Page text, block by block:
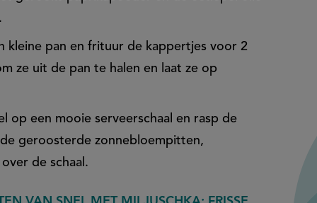
kleine pan en frituur de kappertjes voor 2
ze uit de pan te halen en laat ze op
op een mooie serveerschaal en rasp de
de geroosterde zonnebloempitten,
de schaal.